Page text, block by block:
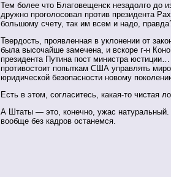
Тем более что Благовещенск незадолго до
дружно проголосовал против президента
большому счету, так им всем и надо,
Твердость, проявленная в уклонении от
была высочайше замечена, и вскоре г-н
президента Путина пост министра
противостоит попыткам США управлять
юридической безопасности новому
Есть в этом, согласитесь, какая-то чистая
А Штаты — это, конечно, ужас
вообще без кадров останемся.